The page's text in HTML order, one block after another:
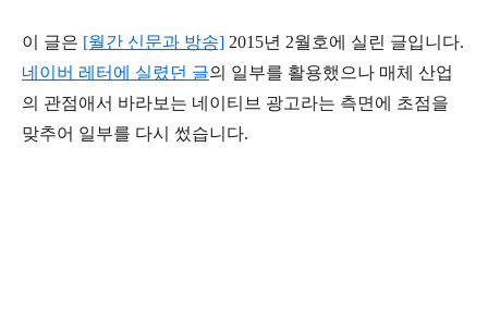
이 글은 [월간 신문과 방송] 2015년 2월호에 실린 글입니다.
네이버 레터에 실렸던 글의 일부를 활용했으나 매체 산업
의 관점애서 바라보는 네이티브 광고라는 측면에 초점을
맞추어 일부를 다시 썼습니다.